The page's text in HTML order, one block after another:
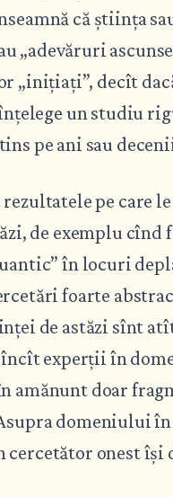
că știința
„adevăruri
„inițiați”, decît
un studiu
pe ani sau
pe care
de exemplu cînd
în locuri
foarte
de astăzi sînt
experții în
amănunt doar
domeniului în
cercetător onest își